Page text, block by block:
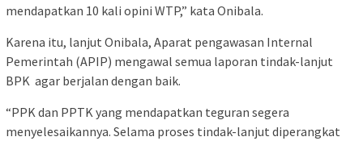
mendapatkan 10 kali opini WTP,” kata Onibala.
Karena itu, lanjut Onibala, Aparat pengawasan Internal
Pemerintah (APIP) mengawal semua laporan tindak-lanjut
BPK agar berjalan dengan baik.
“PPK dan PPTK yang mendapatkan teguran segera
menyelesaikannya. Selama proses tindak-lanjut diperangkat